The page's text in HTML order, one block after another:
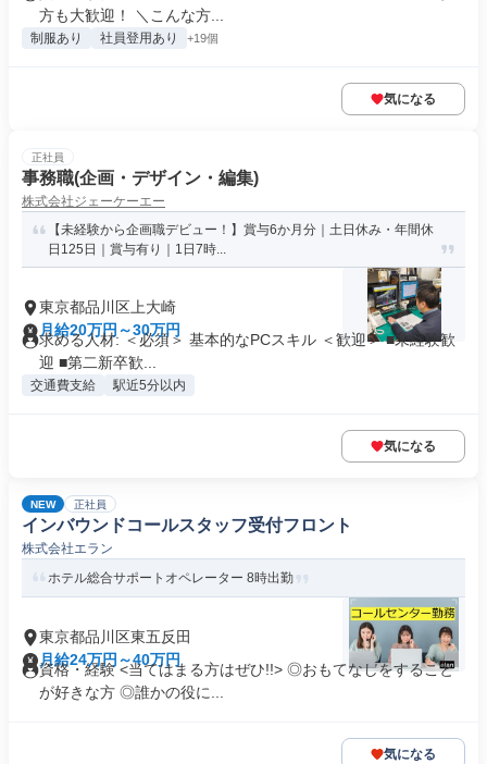
方も大歓迎！ ＼こんな方...
制服あり 社員登用あり +19個
気になる
正社員
事務職(企画・デザイン・編集)
株式会社ジェーケーエー
【未経験から企画職デビュー！】賞与6か月分｜土日休み・年間休
日125日｜賞与有り｜1日7時...
東京都品川区上大崎
月給20万円～30万円
求める人材: ＜必須＞ 基本的なPCスキル ＜歓迎＞ ■未経験歓
迎 ■第二新卒歓...
交通費支給 駅近5分以内
気になる
NEW 正社員
インバウンドコールスタッフ受付フロント
株式会社エラン
ホテル総合サポートオペレーター 8時出勤
東京都品川区東五反田
月給24万円～40万円
資格・経験 <当てはまる方はぜひ!!> ◎おもてなしをすること
が好きな方 ◎誰かの役に...
気になる